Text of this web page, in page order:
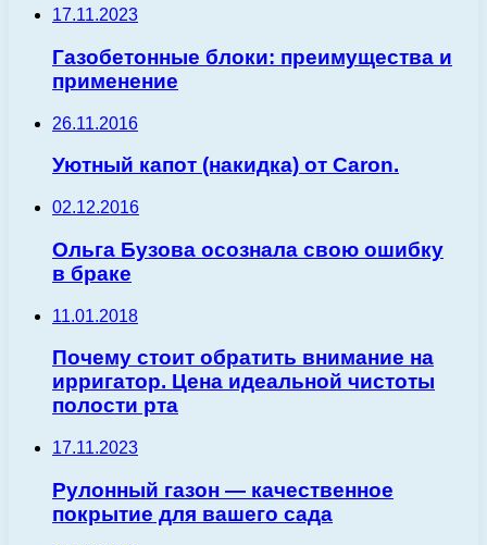
17.11.2023
Газобетонные блоки: преимущества и
применение
26.11.2016
Уютный капот (накидка) от Caron.
02.12.2016
Ольга Бузова осознала свою ошибку
в браке
11.01.2018
Почему стоит обратить внимание на
ирригатор. Цена идеальной чистоты
полости рта
17.11.2023
Рулонный газон — качественное
покрытие для вашего сада